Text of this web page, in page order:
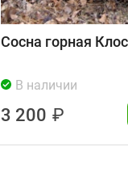
Сосна горная
В наличии
3 200 ₽